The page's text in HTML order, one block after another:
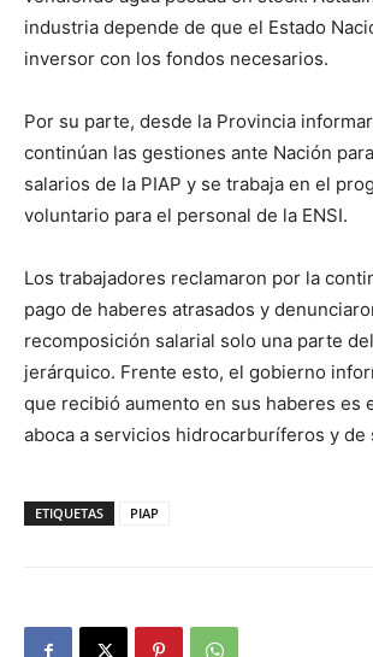
industria depende de que el Estado
inversor con los fondos necesarios.
Por su parte, desde la Provincia
continúan las gestiones ante Nación
salarios de la PIAP y se trabaja en el
voluntario para el personal de la ENSI.
Los trabajadores reclamaron por la
pago de haberes atrasados y
recomposición salarial solo una parte
jerárquico. Frente esto, el gobierno
que recibió aumento en sus haberes es
aboca a servicios hidrocarburíferos y de
ETIQUETAS PIAP